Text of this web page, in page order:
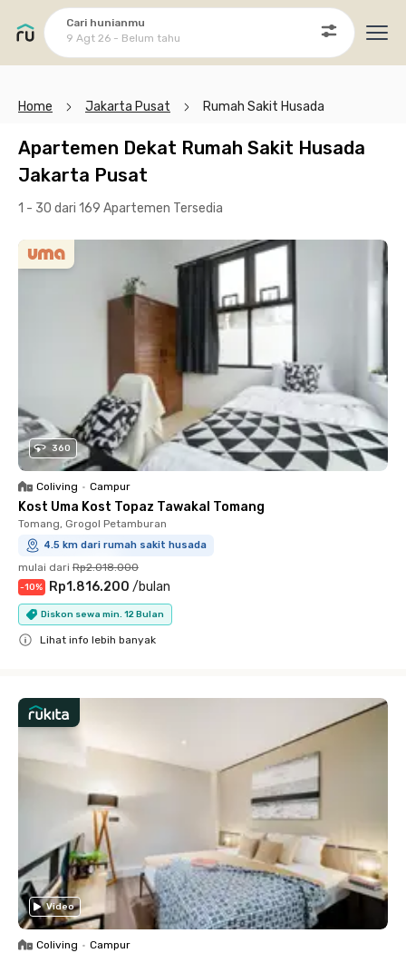
Cari hunianmu
9 Agt 26 - Belum tahu
Home Jakarta Pusat Rumah Sakit Husada
Apartemen Dekat Rumah Sakit Husada
Jakarta Pusat
1 - 30 dari 169 Apartemen Tersedia
360
Coliving • Campur
Kost Uma Kost Topaz Tawakal Tomang
Tomang, Grogol Petamburan
4.5 km dari rumah sakit husada
mulai dari Rp2.018.000
-10% Rp1.816.200 /bulan
Diskon sewa min. 12 Bulan
Lihat info lebih banyak
Video
Coliving • Campur